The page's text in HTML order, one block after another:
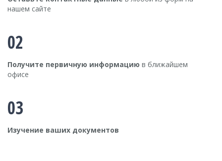
нашем сайте
02
Получите первичную информацию в ближайшем
офисе
03
Изучение ваших документов